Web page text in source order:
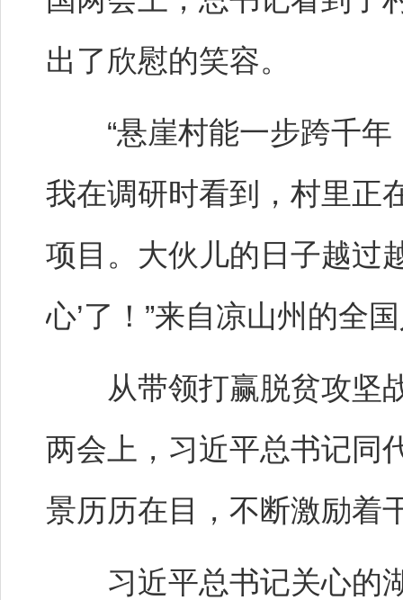
出了欣慰的笑容。
“悬崖村能一步跨千年
我在调研时看到，村里正
项目。大伙儿的日子越过
心’了！”来自凉山州的全
从带领打赢脱贫攻坚战
两会上，习近平总书记同
景历历在目，不断激励着
习近平总书记关心的湖